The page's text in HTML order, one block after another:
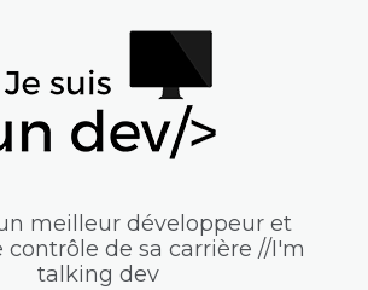
meilleur développeur et
contrôle de sa carrière //I'm
talking dev